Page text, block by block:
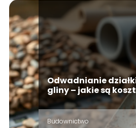
Odwadnianie
gliny – jakie są
Budownictwo